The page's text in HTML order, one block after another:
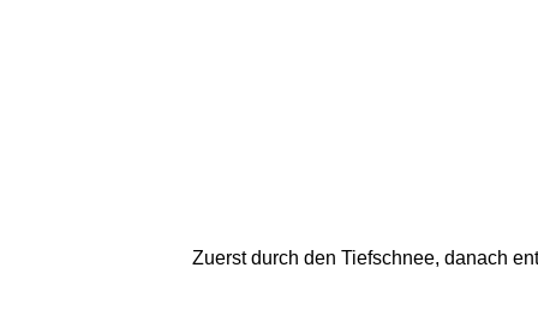
Zuerst durch den Tiefschnee, danach